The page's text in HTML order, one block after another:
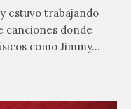
estuvo trabajando
canciones donde
como Jimmy…